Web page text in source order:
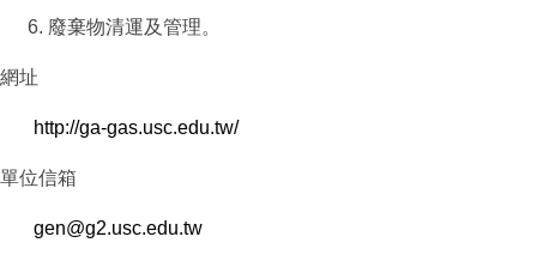
廢棄物清運及管理。
網址
http://ga-gas.usc.edu.tw/
單位信箱
gen@g2.usc.edu.tw